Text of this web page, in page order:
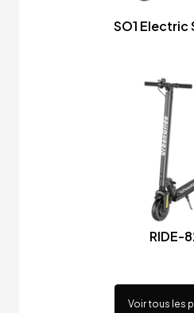
SO1
RIDE-
Voir tous les